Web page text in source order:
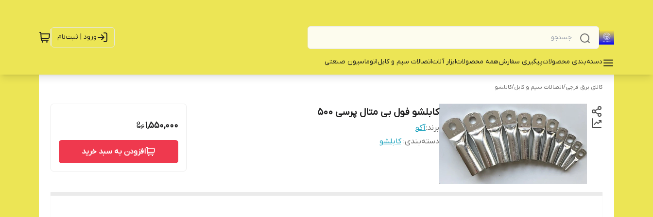
ورود | ثبت‌نام
دسته‌بندی محصولاتپیگیری سفارشهمه محصولات‌ابزار آلاتاتصالات سیم و کابلاتوماسیون صنعتی
کالای برق فرجی/اتصالات سیم و کابل/کابلشو
کابلشو فول بی متال پرسی 500
برند:آکو
دسته‌بندی:کابلشو
1,550,000
افزودن به سبد خرید